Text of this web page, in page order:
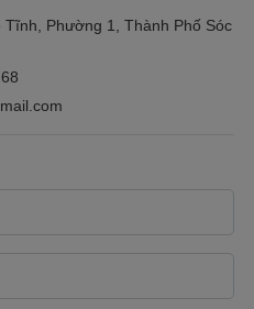
Tĩnh, Phường 1, Thành Phố Sóc